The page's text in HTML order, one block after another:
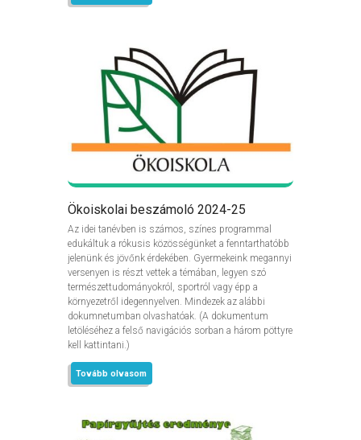
Ökoiskolai beszámoló 2024-25
Az idei tanévben is számos, színes programmal
edukáltuk a rókusis közösségünket a fenntarthatóbb
jelenünk és jövőnk érdekében. Gyermekeink megannyi
versenyen is részt vettek a témában, legyen szó
természettudományokról, sportról vagy épp a
környezetről idegennyelven. Mindezek az alábbi
dokumnetumban olvashatóak. (A dokumentum
letöléséhez a felső navigációs sorban a három pöttyre
kell kattintani.)
Tovább olvasom